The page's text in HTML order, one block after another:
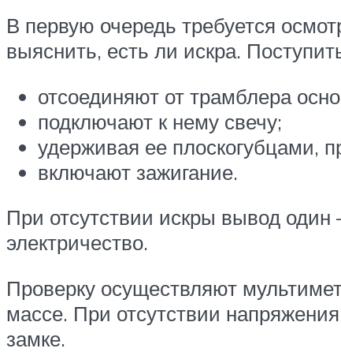
В первую очередь требуется
выяснить, есть ли искра.
отсоединяют от трамблера
подключают к нему свечу;
удерживая ее плоскогубцами,
включают зажигание.
При отсутствии искры вывод один
электричество.
Проверку осуществляют
массе. При отсутствии
замке.